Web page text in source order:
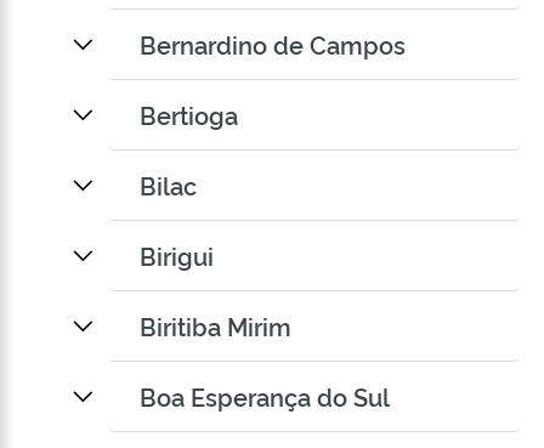
Bernardino de Campos
Bertioga
Bilac
Birigui
Biritiba Mirim
Boa Esperança do Sul